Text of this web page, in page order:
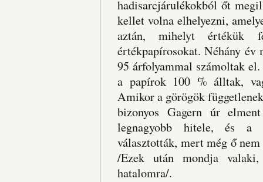
hadisarcjárulékokból őt
kellet volna elhelyezni,
aztán, mihelyt értékük
értékpapírosokat. Néhány
95 árfolyammal számoltak
a papírok 100 % álltak,
Amikor a görögök
bizonyos Gagern úr
legnagyobb hitele, és a
választották, mert még ő
/Ezek után mondja
hatalomra/.